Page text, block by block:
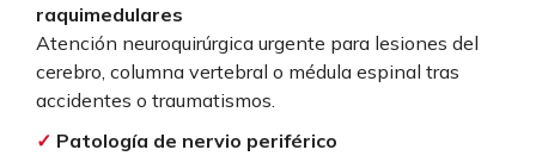
raquimedulares
Atención neuroquirúrgica urgente para lesiones del
cerebro, columna vertebral o médula espinal tras
accidentes o traumatismos.
✓ Patología de nervio periférico